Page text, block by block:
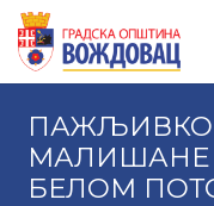
ПАЖЉИВКО
МАЛИШАНЕ
БЕЛОМ